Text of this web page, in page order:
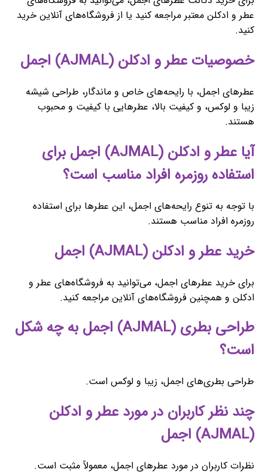
عطر و ادکلن معتبر مراجعه کنید یا از فروشگاه‌های آنلاین خرید
کنید.
خصوصیات عطر و ادکلن (AJMAL) اجمل
عطرهای اجمل، با رایحه‌های خاص و ماندگار، طراحی شیشه
زیبا و لوکس، و کیفیت بالا، عطرهایی با کیفیت و محبوب
هستند.
آیا عطر و ادکلن (AJMAL) اجمل برای
استفاده روزمره افراد مناسب است؟
با توجه به تنوع رایحه‌های اجمل، این عطرها برای استفاده
روزمره افراد مناسب هستند.
خرید عطر و ادکلن (AJMAL) اجمل
برای خرید عطرهای اجمل، می‌توانید به فروشگاه‌های عطر و
ادکلن و همچنین فروشگاه‌های آنلاین مراجعه کنید.
طراحی بطری (AJMAL) اجمل به چه شکل
است؟
طراحی بطری‌های اجمل، زیبا و لوکس است.
چند نظر کاربران در مورد عطر و ادکلن
(AJMAL) اجمل
نظرات کاربران در مورد عطرهای اجمل، معمولاً مثبت است.